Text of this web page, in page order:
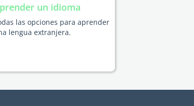
un idioma
las opciones para aprender
lengua extranjera.